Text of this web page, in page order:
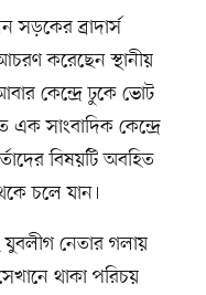
সড়কের ব্রাদার্স
করেছেন স্থানীয়
কেন্দ্রে ঢুকে ভোট
এক সাংবাদিক কেন্দ্রে
বিষয়টি অবহিত
চলে যান।
নেতার গলায়
থাকা পরিচয়